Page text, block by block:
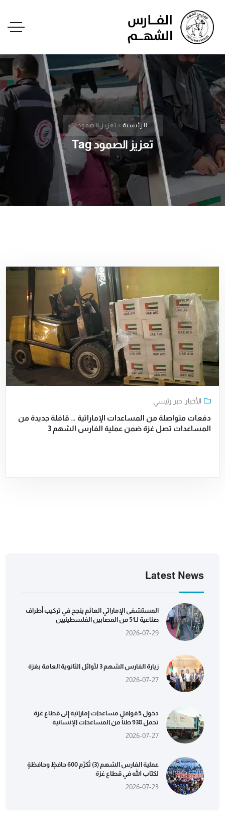
الرئيسية » تعزيز الصمود
تعزيز الصمود Tag
الأخبار ,خبر رئيسي
دفعات متواصلة من المساعدات الإماراتية … قافلة جديدة من
المساعدات تصل غزة ضمن عملية الفارس الشهم 3
Latest News
المستشفى الإماراتي العائم ينجح في تركيب أطراف
صناعية لـ51 من المصابين الفلسطينيين
2026-07-29
زيارة الفارس الشهم 3 لأوائل الثانوية العامة بغزة
2026-07-27
دخول 5 قوافل مساعدات إماراتية إلى قطاع غزة
تحمل 938 طناً من المساعدات الإنسانية
2026-07-27
عملية الفارس الشهم (3) تُكرّم 600 حافظٍ وحافظةٍ
لكتاب الله في قطاع غزة
2026-07-23